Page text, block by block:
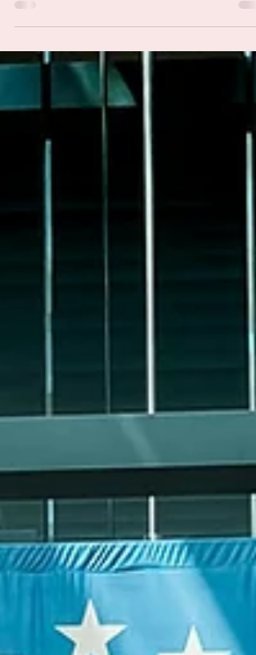
"Einfallslos, überfordert, abgehängt"...